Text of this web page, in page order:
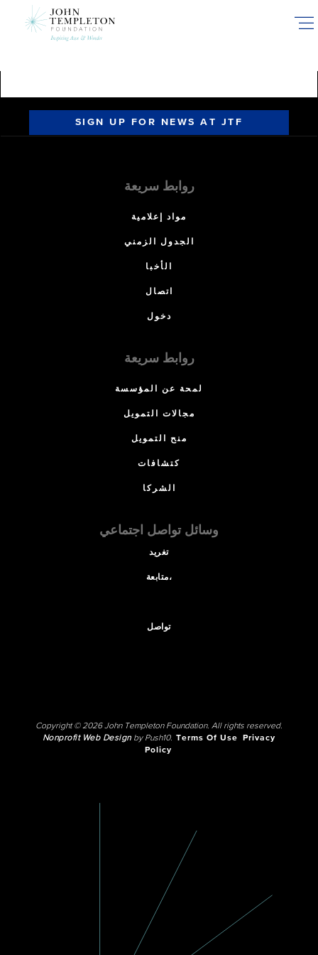
SIGN UP FOR NEWS AT JTF
روابط سريعة
مواد إعلامية
الجدول الزمني
الأخبا
اتصال
دخول
روابط سريعة
لمحة عن المؤسسة
مجالات التمويل
منح التمويل
كتشافات
الشركا
وسائل تواصل اجتماعي
تغريد
متابعة،
تواصل
Copyright © 2026 John Templeton Foundation. All rights reserved.
Nonprofit Web Designby Push10. Terms Of Use
Privacy
Policy